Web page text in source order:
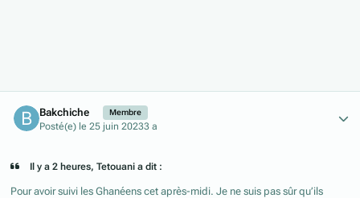
Bakchiche Membre
Posté(e) le 25 juin 20233 a
Il y a 2 heures, Tetouani a dit :
Pour avoir suivi les Ghanéens cet après-midi. Je ne suis pas sûr qu’ils